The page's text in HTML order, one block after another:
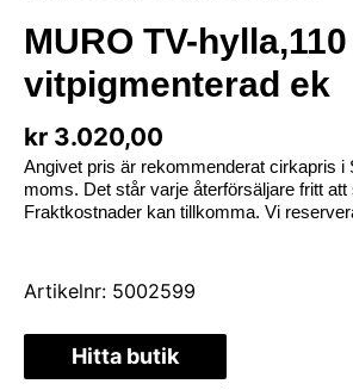
MURO TV-
vitpigmenterad ek
kr 3.020,00
Angivet pris är rekommenderat cirkapris i
moms. Det står varje återförsäljare fritt att
Fraktkostnader kan tillkomma. Vi
Artikelnr: 5002599
Hitta butik